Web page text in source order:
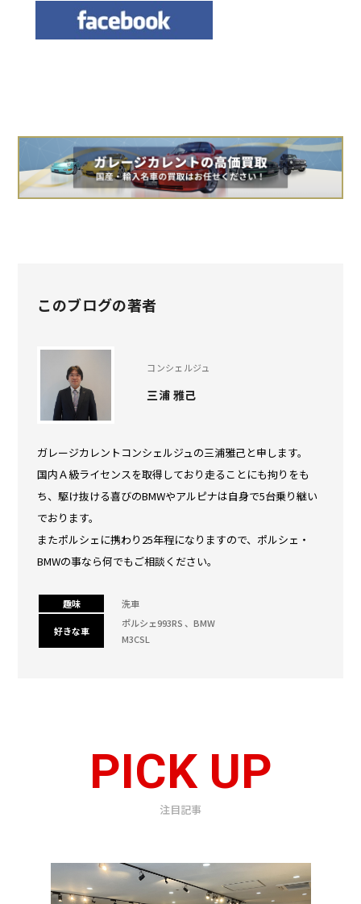
このブログの著者
コンシェルジュ
三浦 雅己
ガレージカレントコンシェルジュの三浦雅己と申します。
国内Ａ級ライセンスを取得しており走ることにも拘りをも
ち、駆け抜ける喜びのBMWやアルピナは自身で5台乗り継い
でおります。
またポルシェに携わり25年程になりますので、ポルシェ・
BMWの事なら何でもご相談ください。
趣味 洗車
好きな車
ポルシェ993RS 、BMW
M3CSL
PICK UP
注目記事